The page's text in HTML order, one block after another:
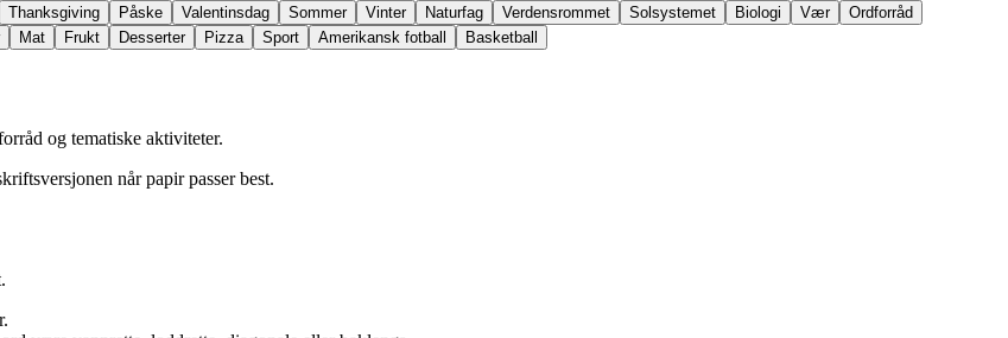
Thanksgiving Påske Valentinsdag Sommer Vinter Naturfag Verdensrommet Solsystemet Biologi Vær
Ordforråd
Mat Frukt Desserter Pizza Sport Amerikansk fotball Basketball
og tematiske aktiviteter.
når papir passer best.